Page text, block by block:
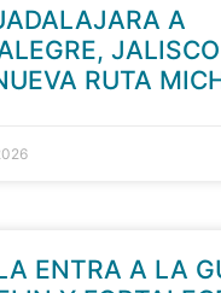
A
RUTA
ENTRA A LA